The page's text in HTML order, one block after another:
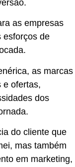
as empresas
esforços de
as marcas
e ofertas,
dos
do cliente que
mas também
em marketing,